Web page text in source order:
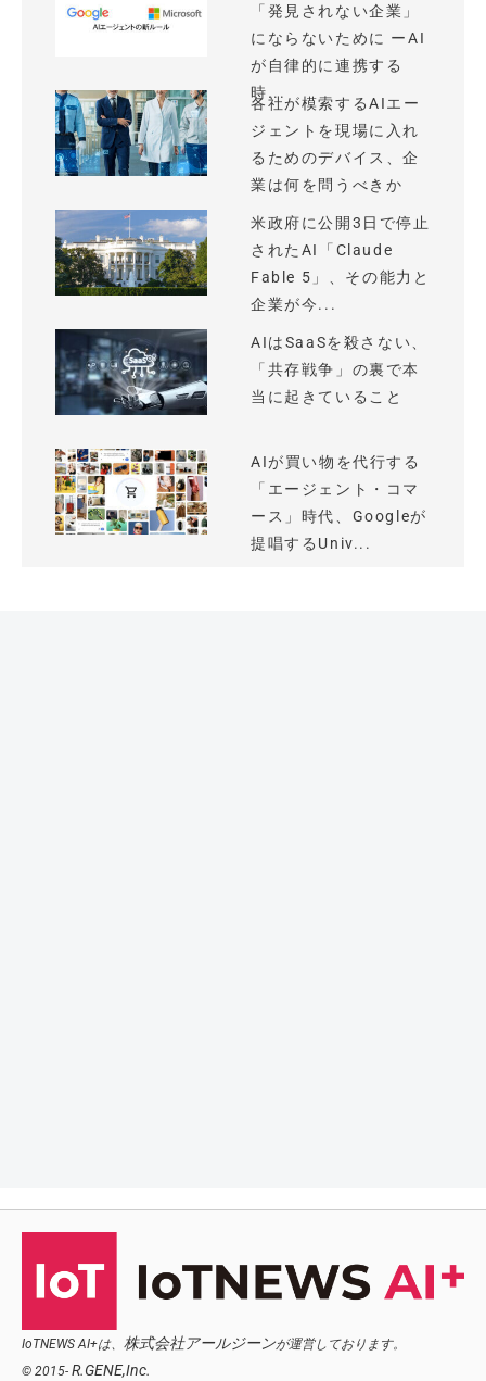
「発見されない企業」
にならないために ーAI
が自律的に連携する
時...
各社が模索するAIエー
ジェントを現場に入れ
るためのデバイス、企
業は何を問うべきか
米政府に公開3日で停止
されたAI「Claude
Fable 5」、その能力と
企業が今...
AIはSaaSを殺さない、
「共存戦争」の裏で本
当に起きていること
AIが買い物を代行する
「エージェント・コマ
ース」時代、Googleが
提唱するUniv...
IoTNEWS AI+は、 株式会社アールジーンが運営しております。
© 2015- R.GENE,Inc.